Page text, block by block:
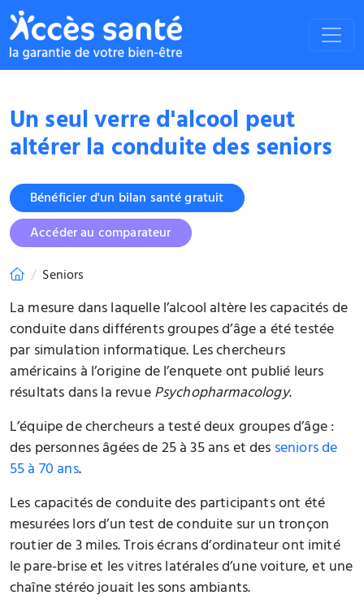
Un seul verre d'alcool peut
altérer la conduite des seniors
Bénéficier d'un bilan santé gratuit
Accéder au comparateur
Seniors
La mesure dans laquelle l’alcool altère les capacités de
conduite dans différents groupes d’âge a été testée
par simulation informatique. Les chercheurs
américains à l’origine de l’enquete ont publié leurs
résultats dans la revuePsychopharmacology.
L’équipe de chercheurs a testé deux groupes d’âge :
des personnes âgées de 25 à 35 ans et desseniors de
55 à 70 ans.
Les capacités de conduite des participants ont été
mesurées lors d’un test de conduite sur un tronçon
routier de 3 miles. Trois écrans d’ordinateur ont imité
le pare-brise et les vitres latérales d’une voiture, et une
chaîne stéréo jouait les sons ambiants.